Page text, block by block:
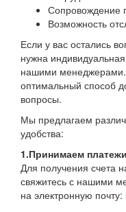
Сопровождение
Возможность
Если у вас остались
нужна
нашими
оптимальный способ
вопросы.
Мы предлагаем
удобства:
1.Принимаем
Для получения счета
свяжитесь с нашими
на электронную почту: